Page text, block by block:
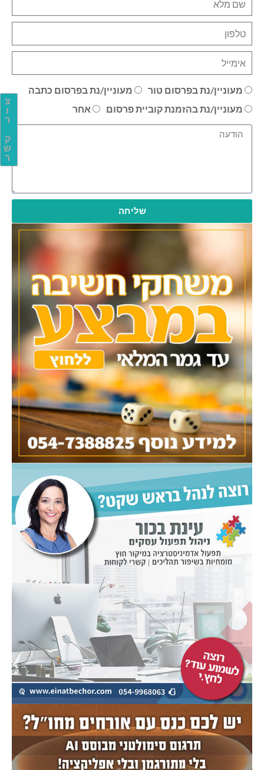
צ
ו
ר
ק
ש
ר
מעוניין/נת בפרסום טור
מעוניין/נת בפרסום כתבה
מעוניין/נת בהזמנת קוביית פרסום
אחר
שליחה